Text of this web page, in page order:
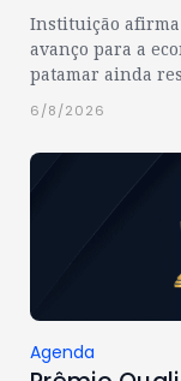
Instituição afirma
avanço para a
patamar ainda
6/8/2026
Agenda